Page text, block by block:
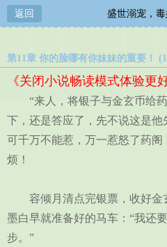
返回 盛世溺宠，
第11章 你的脸哪有你妹妹的重要！
《关闭小说畅读模式体验更好
“来人，将银子与金玄币给药
下，还是答应了，先不说这是他
可千万不能惹，万一惹怒了药
烦！
容倾月清点完银票，收好金
墨白早就准备好的马车：“我还
步。”